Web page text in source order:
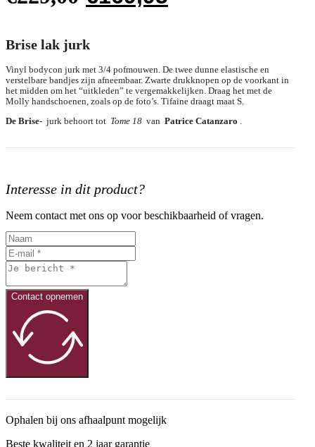
was:
€229,00.€169,95.
Brise lak jurk
Vinyl bodycon jurk met 3/4 pofmouwen. De twee dunne elastische en
verstelbare bandjes zijn afneembaar. Zwarte drukknopen op de voorkant in
het midden om het “uitkleden” te vergemakkelijken. Draag het met de
Molly handschoenen, zoals op de foto’s. Tifaine draagt ​​maat S.
De Brise- jurk behoort tot Tome 18 van Patrice Catanzaro .
Interesse in dit product?
Neem contact met ons op voor beschikbaarheid of vragen.
Contact opnemen
Ophalen bij ons afhaalpunt mogelijk
Beste kwaliteit en 2 jaar garantie